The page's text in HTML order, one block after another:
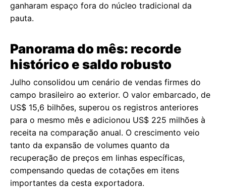
ganharam espaço fora do núcleo tradicional da
pauta.
Panorama do mês: recorde
histórico e saldo robusto
Julho consolidou um cenário de vendas firmes do
campo brasileiro ao exterior. O valor embarcado, de
US$ 15,6 bilhões, superou os registros anteriores
para o mesmo mês e adicionou US$ 225 milhões à
receita na comparação anual. O crescimento veio
tanto da expansão de volumes quanto da
recuperação de preços em linhas específicas,
compensando quedas de cotações em itens
importantes da cesta exportadora.